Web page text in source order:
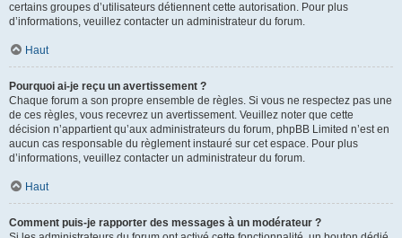
certains groupes d’utilisateurs détiennent cette autorisation. Pour plus
d’informations, veuillez contacter un administrateur du forum.
Haut
Pourquoi ai-je reçu un avertissement ?
Chaque forum a son propre ensemble de règles. Si vous ne respectez pas une
de ces règles, vous recevrez un avertissement. Veuillez noter que cette
décision n’appartient qu’aux administrateurs du forum, phpBB Limited n’est en
aucun cas responsable du règlement instauré sur cet espace. Pour plus
d’informations, veuillez contacter un administrateur du forum.
Haut
Comment puis-je rapporter des messages à un modérateur ?